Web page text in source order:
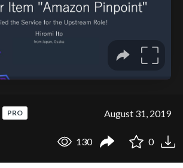
PRO August 31, 2019
130 0